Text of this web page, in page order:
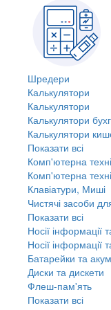
Шредери
Калькулятори
Калькулятори
Калькулятори
Калькулятори
Показати всі
Комп'ютерна
Комп'ютерна
Клавіатури, Миші
Чистячі засоби
Показати всі
Носії інформації
Носії інформації
Батарейки та
Диски та дискети
Флеш-пам'ять
Показати всі